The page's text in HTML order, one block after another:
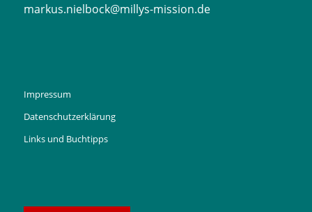
markus.nielbock@millys-mission.de
Impressum
Datenschutzerklärung
Links und Buchtipps